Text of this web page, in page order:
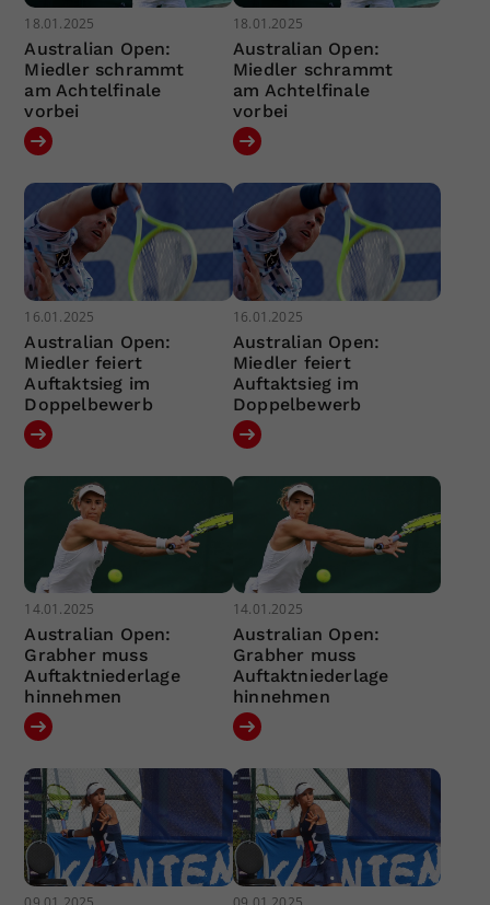
18.01.2025
Australian Open:
Miedler schrammt
am Achtelfinale
vorbei
18.01.2025
Australian Open:
Miedler schrammt
am Achtelfinale
vorbei
16.01.2025
Australian Open:
Miedler feiert
Auftaktsieg im
Doppelbewerb
16.01.2025
Australian Open:
Miedler feiert
Auftaktsieg im
Doppelbewerb
14.01.2025
Australian Open:
Grabher muss
Auftaktniederlage
hinnehmen
14.01.2025
Australian Open:
Grabher muss
Auftaktniederlage
hinnehmen